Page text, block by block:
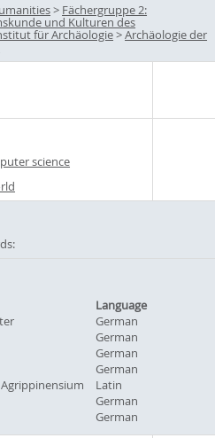
> Fächergruppe 2:
und Kulturen des
für Archäologie>Archäologie der
science
Language
German
German
German
German
Latin
German
German